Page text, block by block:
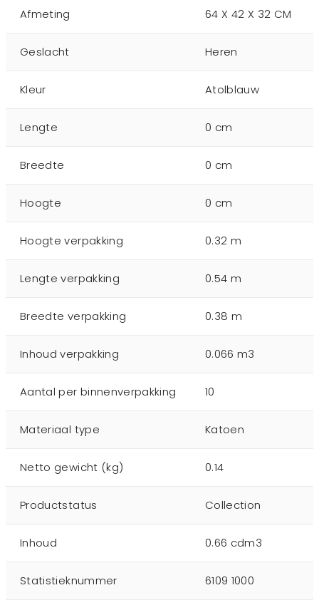
Afmeting 64 X 42 X 32 CM
Geslacht Heren
Kleur Atolblauw
Lengte 0 cm
Breedte 0 cm
Hoogte 0 cm
Hoogte verpakking 0.32 m
Lengte verpakking 0.54 m
Breedte verpakking 0.38 m
Inhoud verpakking 0.066 m3
Aantal per binnenverpakking 10
Materiaal type Katoen
Netto gewicht (kg) 0.14
Productstatus Collection
Inhoud 0.66 cdm3
Statistieknummer 6109 1000